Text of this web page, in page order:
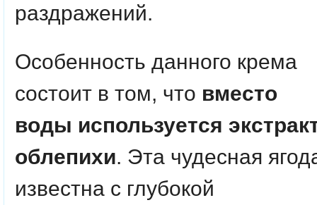
раздражений.
Особенность данного крема
состоит в том, что вместо
воды используется
облепихи. Эта чудесная
известна с глубокой